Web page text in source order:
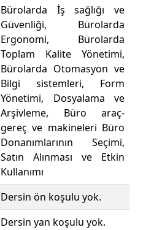
Bürolarda İş sağlığı ve
Güvenliği, Bürolarda
Ergonomi, Bürolarda
Toplam Kalite Yönetimi,
Bürolarda Otomasyon ve
Bilgi sistemleri, Form
Yönetimi, Dosyalama ve
Arşivleme, Büro araç-
gereç ve makineleri Büro
Donanımlarının Seçimi,
Satın Alınması ve Etkin
Kullanımı
Dersin ön koşulu yok.
Dersin yan koşulu yok.